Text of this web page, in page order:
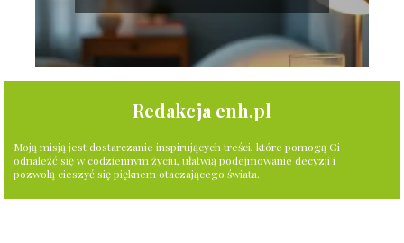
Redakcja enh.pl
Moją misją jest dostarczanie inspirujących treści, które pomogą Ci
odnaleźć się w codziennym życiu, ułatwią podejmowanie decyzji i
pozwolą cieszyć się pięknem otaczającego świata.